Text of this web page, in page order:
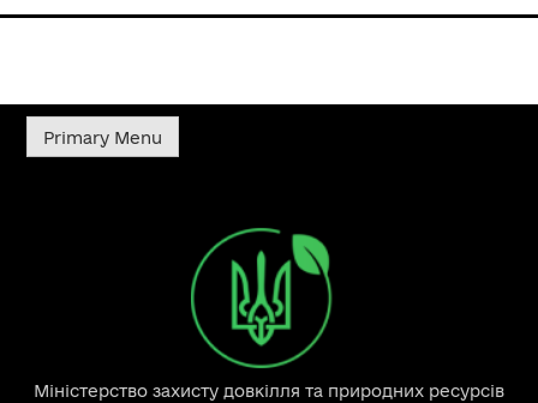
Primary Menu
Міністерство захисту довкілля та природних ресурсів